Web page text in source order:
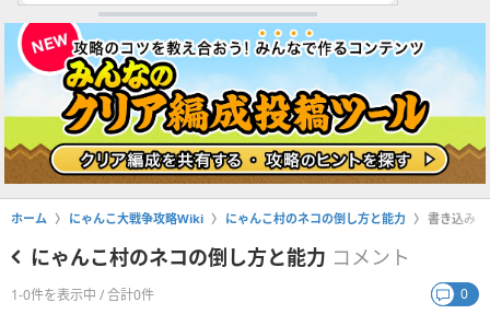
ホーム にゃんこ大戦争攻略Wiki にゃんこ村のネコの倒し方と能力 書き込み
にゃんこ村のネコの倒し方と能力 コメント
1-0件を表示中 / 合計0件 0